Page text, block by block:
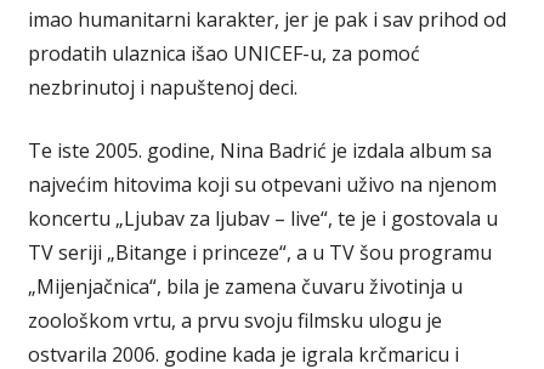
imao humanitarni karakter, jer je pak i sav prihod od
prodatih ulaznica išao UNICEF-u, za pomoć
nezbrinutoj i napuštenoj deci.
Te iste 2005. godine, Nina Badrić je izdala album sa
najvećim hitovima koji su otpevani uživo na njenom
koncertu „Ljubav za ljubav – live“, te je i gostovala u
TV seriji „Bitange i princeze“, a u TV šou programu
„Mijenjačnica“, bila je zamena čuvaru životinja u
zoološkom vrtu, a prvu svoju filmsku ulogu je
ostvarila 2006. godine kada je igrala krčmaricu i